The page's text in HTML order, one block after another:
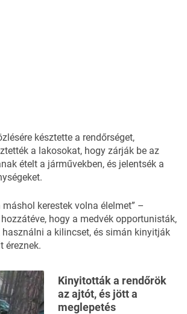
késztette a rendőrséget,
a lakosokat, hogy zárják be az
ételt a járművekben, és jelentsék a
máshol kerestek volna élelmet” –
hogy a medvék opportunisták,
a kilincset, és simán kinyitják
éreznek.
Kinyitották a rendőrök
az ajtót, és jött a
meglepetés